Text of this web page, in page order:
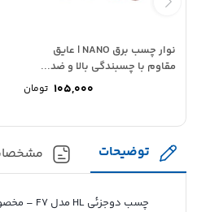
نوار چسب برق NANO | عایق
مقاوم با چسبندگی بالا و ضد...
105,000 تومان
توضیحات
چسب دو‌جزئی HL مدل F7 – مخصوص فلز | چسبندگی قوی و مقاوم